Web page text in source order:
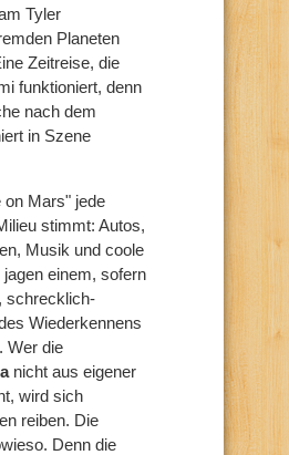
Tyler
Planeten
Zeitreise, die
funktioniert, denn
nach dem
in Szene
on Mars" jede
stimmt: Autos,
Musik und coole
einem, sofern
schrecklich-
Wiederkennens
Wer die
nicht aus eigener
wird sich
reiben. Die
Denn die